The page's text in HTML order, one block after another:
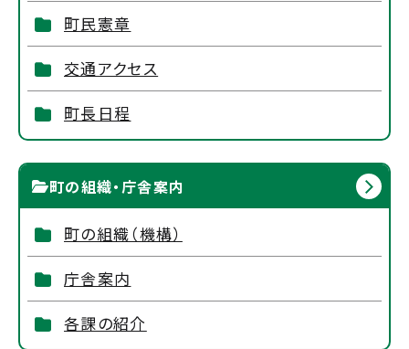
町民憲章
交通アクセス
町長日程
町の組織・庁舎案内
町の組織（機構）
庁舎案内
各課の紹介